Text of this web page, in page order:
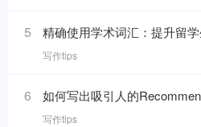
5 精确使用学术词汇：提升留
写作tips
6 如何写出吸引人的
写作tips